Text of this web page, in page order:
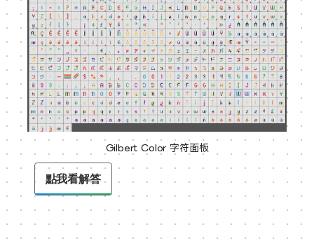
Gilbert Color 字符面板
點我看解答